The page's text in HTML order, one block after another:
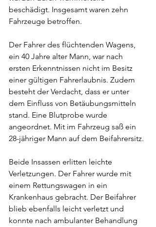
beschädigt. Insgesamt waren zehn
Fahrzeuge betroffen.
Der Fahrer des flüchtenden Wagens,
ein 40 Jahre alter Mann, war nach
ersten Erkenntnissen nicht im Besitz
einer gültigen Fahrerlaubnis. Zudem
besteht der Verdacht, dass er unter
dem Einfluss von Betäubungsmitteln
stand. Eine Blutprobe wurde
angeordnet. Mit im Fahrzeug saß ein
28-jähriger Mann auf dem Beifahrersitz.
Beide Insassen erlitten leichte
Verletzungen. Der Fahrer wurde mit
einem Rettungswagen in ein
Krankenhaus gebracht. Der Beifahrer
blieb ebenfalls leicht verletzt und
konnte nach ambulanter Behandlung